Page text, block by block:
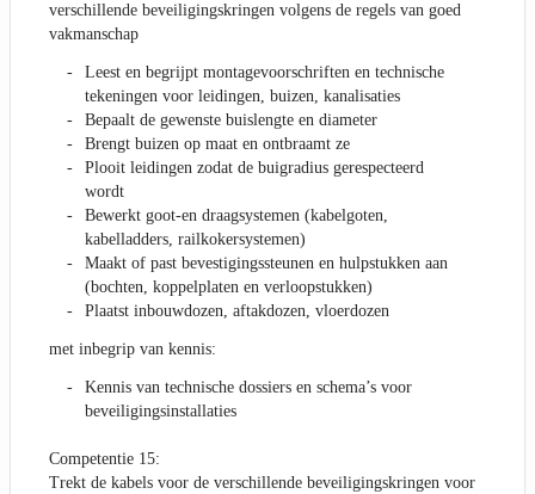
verschillende beveiligingskringen volgens de regels van goed
vakmanschap
Leest en begrijpt montagevoorschriften en technische
tekeningen voor leidingen, buizen, kanalisaties
Bepaalt de gewenste buislengte en diameter
Brengt buizen op maat en ontbraamt ze
Plooit leidingen zodat de buigradius gerespecteerd
wordt
Bewerkt goot-en draagsystemen (kabelgoten,
kabelladders, railkokersystemen)
Maakt of past bevestigingssteunen en hulpstukken aan
(bochten, koppelplaten en verloopstukken)
Plaatst inbouwdozen, aftakdozen, vloerdozen
met inbegrip van kennis:
Kennis van technische dossiers en schema’s voor
beveiligingsinstallaties
Competentie 15:
Trekt de kabels voor de verschillende beveiligingskringen voor